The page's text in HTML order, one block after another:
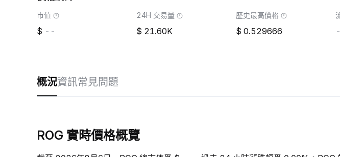
市值
--
24H 交易量
21.60K
歷史最高價格
0.529666
概況資訊常見問題
ROG 實時價格概覽